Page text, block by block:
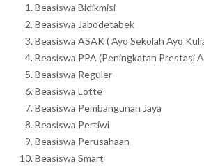
Beasiswa Bidikmisi
Beasiswa Jabodetabek
Beasiswa ASAK ( Ayo Sekolah Ayo
Beasiswa PPA (Peningkatan Prestasi
Beasiswa Reguler
Beasiswa Lotte
Beasiswa Pembangunan Jaya
Beasiswa Pertiwi
Beasiswa Perusahaan
Beasiswa Smart